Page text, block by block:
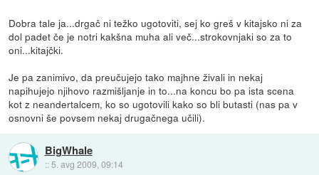
Dobra tale ja...drgač ni težko ugotoviti, sej ko greš v kitajsko ni za
dol padet če je notri kakšna muha ali več...strokovnjaki so za to
oni...kitajčki.
Je pa zanimivo, da preučujejo tako majhne živali in nekaj
napihujejo njihovo razmišljanje in to...na koncu bo pa ista scena
kot z neandertalcem, ko so ugotovili kako so bli butasti (nas pa v
osnovni še povsem nekaj drugačnega učili).
BigWhale
:: 5. avg 2009, 09:14